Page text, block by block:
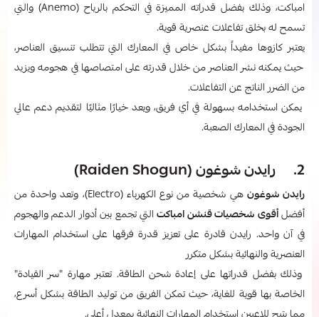
امباكت، وذلك بفضل قدراته المميزة في التحكم بالرياح (Anemo) والتي
تسمح له بخلق تفاعلات عنصرية قوية.
يعتبر كازوها مفيداً بشكل خاص في المعارك التي تتطلب تنسيق العناصر،
حيث يمكنه نشر العناصر من خلال قدرته على امتصاصها في هجومه ويزيد
من الضرر الناتج عن التفاعلات.
يمكن استخدامه بسهولة في أي فريق، ويعد خيارًا مثاليًا لتقديم دعم عالي
الجودة في المعارك الصعبة.
2. رايدن شوغون (Raiden Shogun)
رايدن شوغون
هي شخصية من نوع الكهرباء (Electro)، وتعد واحدة من
أفضلأقوى شخصيات قنشن امباكتالتي تجمع بين أدوار الدعم والهجوم
في آن واحد. رايدن قادرة على تعزيز قدرة فرقها على استخدام المهارات
العنصرية والنهائية بشكل متكرر
وذلك بفضل قدراتها على إعادة شحن الطاقة. تعتبر مهارة "سر القيادة"
الخاصة بها قوية للغاية، حيث تمكن الفريق من توليد الطاقة بشكل أسرع،